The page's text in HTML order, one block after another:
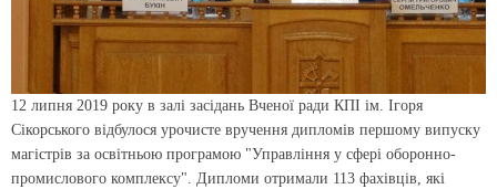
12 липня 2019 року в залі засідань Вченої ради КПІ ім. Ігоря
Сікорського відбулося урочисте вручення дипломів першому випуску
магістрів за освітньою програмою "Управління у сфері оборонно-
промислового комплексу". Дипломи отримали 113 фахівців, які